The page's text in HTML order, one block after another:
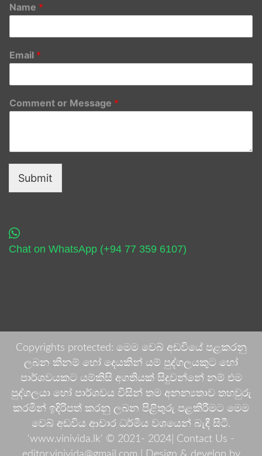
Name *
Email *
Comment or Message *
Submit
Chat on WhatsApp (+94 77 359 6107)
Copyrights protected: මෙම වෙබ් අඩවියේ පළකරනු
ලබන කිනම් හෝ දෙයකින් යම් පුද්ගලයකුට හෝ
පාර්ශවයකට යම්කිසි අගතියක් සිදුවන්නේ නම් එම
පුද්ගලයා හෝ පාර්ශවය විසින් තම අනන්‍යතාව තහවුරු
කරමින් ඉදිරිපත් කරනු ලබන පිළිතුරු පළකිරීමට මෙම
වෙබ් අඩවිය ආචාර ධර්මීය වශයෙන් බැඳී සිටී.
'www.vinivida.lk' © 2021- 2024| Contact Us -